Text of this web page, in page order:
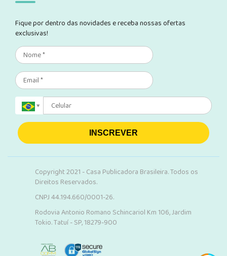
Fique por dentro das novidades e receba nossas ofertas
exclusivas!
INSCREVER
Copyright 2021 - Casa Publicadora Brasileira. Todos os
Direitos Reservados.
CNPJ 44.194.660/0001-26.
Rodovia Antonio Romano Schincariol Km 106, Jardim
Tokio. Tatuí - SP, 18279-900